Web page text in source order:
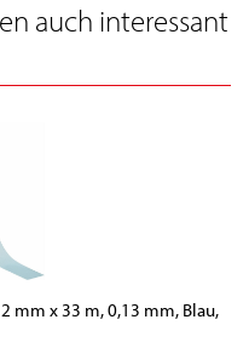
auch interessant
mm x 33 m, 0,13 mm, Blau,